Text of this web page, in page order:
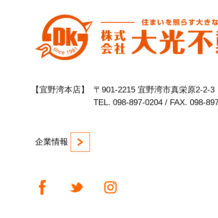
【宜野湾本店】
〒901-2215 宜野湾市真栄原2-2-3
TEL. 098-897-0204 / FAX. 098-
企業情報